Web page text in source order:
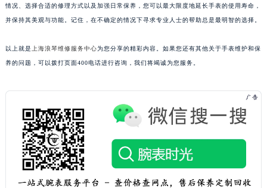
情况、选择合适的修理方式以及加强日常保养，您可以最大限度地延长手表的使用寿命，
并保持其美观与功能。记住，在不确定的情况下寻求专业人士的帮助总是最明智的选择。
以上就是上海浪琴维修服务中心为您分享的精彩内容。如果您还有其他关于手表维护和保
养的问题，可以拨打页面400电话进行咨询，我们将竭诚为您服务。